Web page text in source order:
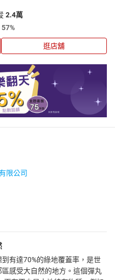
2.4萬
57%
逛店舖
限公司
有達70%的綠地覆蓋率，是世
感受大自然的地方。這個彈丸